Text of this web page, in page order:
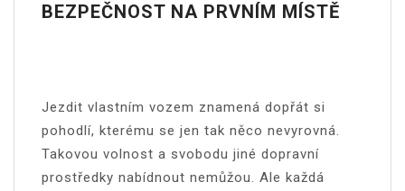
BEZPEČNOST NA PRVNÍM MÍSTĚ
Jezdit vlastním vozem znamená dopřát si
pohodlí, kterému se jen tak něco nevyrovná.
Takovou volnost a svobodu jiné dopravní
prostředky nabídnout nemůžou. Ale každá